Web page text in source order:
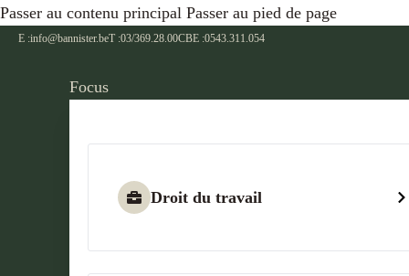
Passer au contenu principal Passer au pied de page
E :info@bannister.beT :03/369.28.00CBE :0543.311.054
Focus
Droit du travail